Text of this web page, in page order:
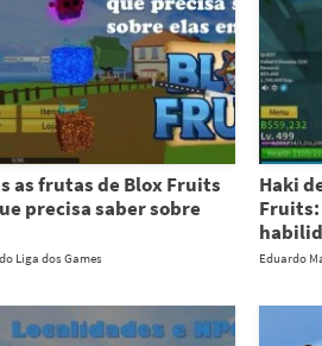
as frutas de Blox Fruits
precisa saber sobre
Liga dos Games
Haki
Fruits:
Eduardo